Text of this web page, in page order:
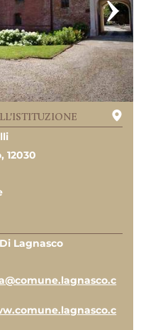
12030
Lagnasco